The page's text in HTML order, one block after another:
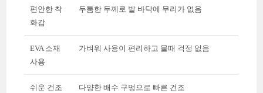
편안한 착
화감
두툼한 두께로 발 바닥에 무리가 없음
EVA 소재
사용
가벼워 사용이 편리하고 물때 걱정 없음
쉬운 건조 다양한 배수 구멍으로 빠른 건조